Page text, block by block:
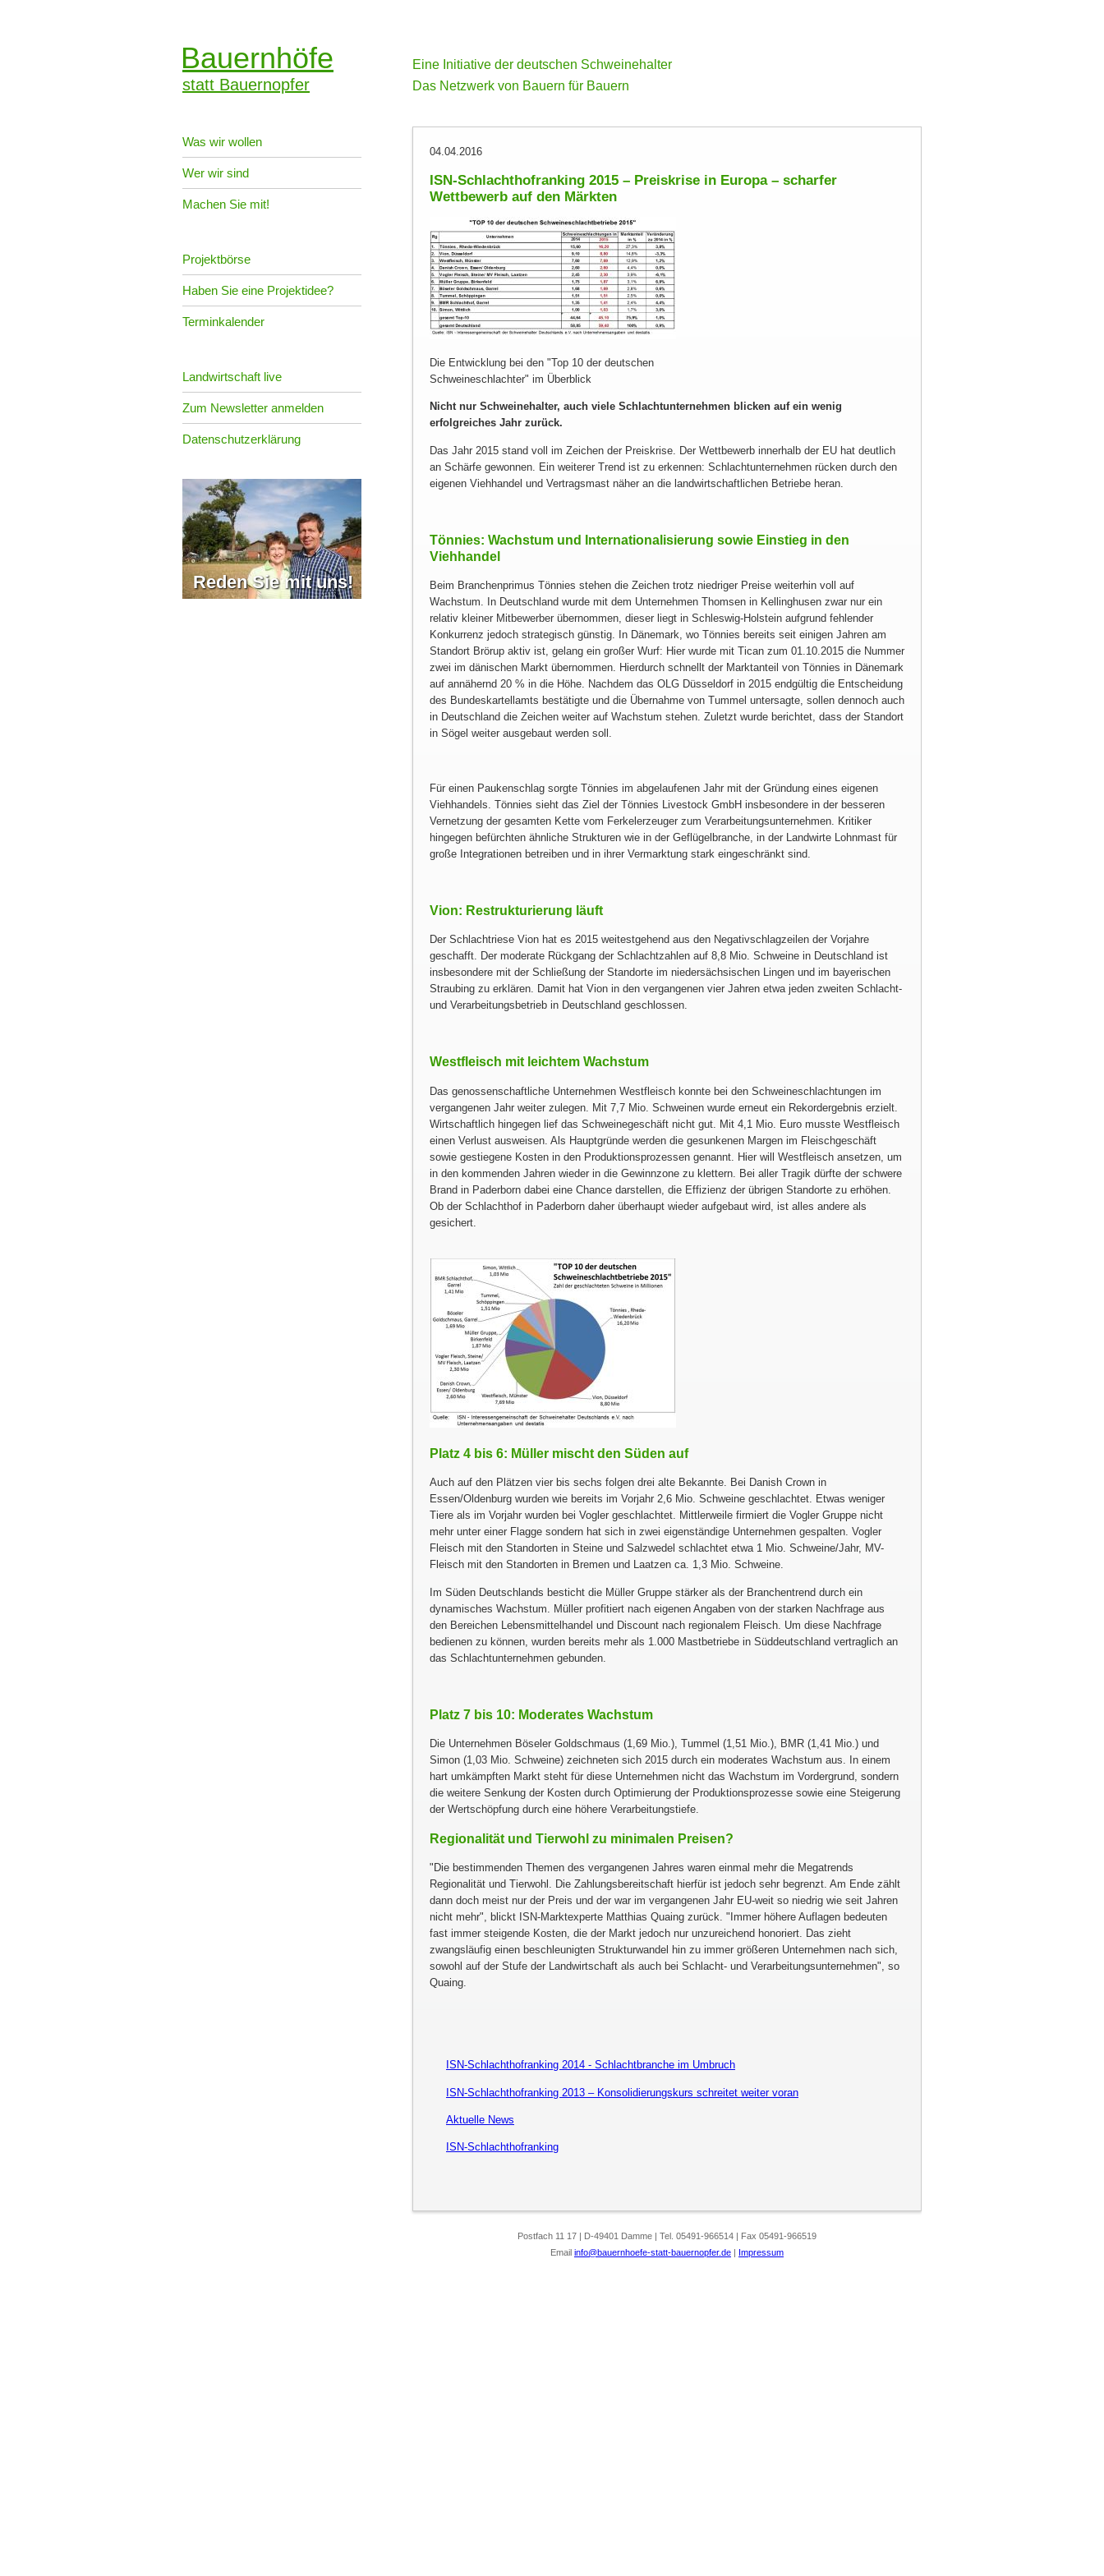
Bauernhöfe
statt Bauernopfer
Eine Initiative der deutschen Schweinehalter
Das Netzwerk von Bauern für Bauern
Was wir wollen
Wer wir sind
Machen Sie mit!
Projektbörse
Haben Sie eine Projektidee?
Terminkalender
Landwirtschaft live
Zum Newsletter anmelden
Datenschutzerklärung
Reden Sie mit uns!
04.04.2016
ISN-Schlachthofranking 2015 – Preiskrise in Europa – scharfer
Wettbewerb auf den Märkten
Die Entwicklung bei den "Top 10 der deutschen
Schweineschlachter" im Überblick
Nicht nur Schweinehalter, auch viele Schlachtunternehmen blicken auf ein wenig
erfolgreiches Jahr zurück.
Das Jahr 2015 stand voll im Zeichen der Preiskrise. Der Wettbewerb innerhalb der EU hat deutlich
an Schärfe gewonnen. Ein weiterer Trend ist zu erkennen: Schlachtunternehmen rücken durch den
eigenen Viehhandel und Vertragsmast näher an die landwirtschaftlichen Betriebe heran.
Tönnies: Wachstum und Internationalisierung sowie Einstieg in den
Viehhandel
Beim Branchenprimus Tönnies stehen die Zeichen trotz niedriger Preise weiterhin voll auf
Wachstum. In Deutschland wurde mit dem Unternehmen Thomsen in Kellinghusen zwar nur ein
relativ kleiner Mitbewerber übernommen, dieser liegt in Schleswig-Holstein aufgrund fehlender
Konkurrenz jedoch strategisch günstig. In Dänemark, wo Tönnies bereits seit einigen Jahren am
Standort Brörup aktiv ist, gelang ein großer Wurf: Hier wurde mit Tican zum 01.10.2015 die Nummer
zwei im dänischen Markt übernommen. Hierdurch schnellt der Marktanteil von Tönnies in Dänemark
auf annähernd 20 % in die Höhe. Nachdem das OLG Düsseldorf in 2015 endgültig die Entscheidung
des Bundeskartellamts bestätigte und die Übernahme von Tummel untersagte, sollen dennoch auch
in Deutschland die Zeichen weiter auf Wachstum stehen. Zuletzt wurde berichtet, dass der Standort
in Sögel weiter ausgebaut werden soll.
Für einen Paukenschlag sorgte Tönnies im abgelaufenen Jahr mit der Gründung eines eigenen
Viehhandels. Tönnies sieht das Ziel der Tönnies Livestock GmbH insbesondere in der besseren
Vernetzung der gesamten Kette vom Ferkelerzeuger zum Verarbeitungsunternehmen. Kritiker
hingegen befürchten ähnliche Strukturen wie in der Geflügelbranche, in der Landwirte Lohnmast für
große Integrationen betreiben und in ihrer Vermarktung stark eingeschränkt sind.
Vion: Restrukturierung läuft
Der Schlachtriese Vion hat es 2015 weitestgehend aus den Negativschlagzeilen der Vorjahre
geschafft. Der moderate Rückgang der Schlachtzahlen auf 8,8 Mio. Schweine in Deutschland ist
insbesondere mit der Schließung der Standorte im niedersächsischen Lingen und im bayerischen
Straubing zu erklären. Damit hat Vion in den vergangenen vier Jahren etwa jeden zweiten Schlacht-
und Verarbeitungsbetrieb in Deutschland geschlossen.
Westfleisch mit leichtem Wachstum
Das genossenschaftliche Unternehmen Westfleisch konnte bei den Schweineschlachtungen im
vergangenen Jahr weiter zulegen. Mit 7,7 Mio. Schweinen wurde erneut ein Rekordergebnis erzielt.
Wirtschaftlich hingegen lief das Schweinegeschäft nicht gut. Mit 4,1 Mio. Euro musste Westfleisch
einen Verlust ausweisen. Als Hauptgründe werden die gesunkenen Margen im Fleischgeschäft
sowie gestiegene Kosten in den Produktionsprozessen genannt. Hier will Westfleisch ansetzen, um
in den kommenden Jahren wieder in die Gewinnzone zu klettern. Bei aller Tragik dürfte der schwere
Brand in Paderborn dabei eine Chance darstellen, die Effizienz der übrigen Standorte zu erhöhen.
Ob der Schlachthof in Paderborn daher überhaupt wieder aufgebaut wird, ist alles andere als
gesichert.
Platz 4 bis 6: Müller mischt den Süden auf
Auch auf den Plätzen vier bis sechs folgen drei alte Bekannte. Bei Danish Crown in
Essen/Oldenburg wurden wie bereits im Vorjahr 2,6 Mio. Schweine geschlachtet. Etwas weniger
Tiere als im Vorjahr wurden bei Vogler geschlachtet. Mittlerweile firmiert die Vogler Gruppe nicht
mehr unter einer Flagge sondern hat sich in zwei eigenständige Unternehmen gespalten. Vogler
Fleisch mit den Standorten in Steine und Salzwedel schlachtet etwa 1 Mio. Schweine/Jahr, MV-
Fleisch mit den Standorten in Bremen und Laatzen ca. 1,3 Mio. Schweine.
Im Süden Deutschlands besticht die Müller Gruppe stärker als der Branchentrend durch ein
dynamisches Wachstum. Müller profitiert nach eigenen Angaben von der starken Nachfrage aus
den Bereichen Lebensmittelhandel und Discount nach regionalem Fleisch. Um diese Nachfrage
bedienen zu können, wurden bereits mehr als 1.000 Mastbetriebe in Süddeutschland vertraglich an
das Schlachtunternehmen gebunden.
Platz 7 bis 10: Moderates Wachstum
Die Unternehmen Böseler Goldschmaus (1,69 Mio.), Tummel (1,51 Mio.), BMR (1,41 Mio.) und
Simon (1,03 Mio. Schweine) zeichneten sich 2015 durch ein moderates Wachstum aus. In einem
hart umkämpften Markt steht für diese Unternehmen nicht das Wachstum im Vordergrund, sondern
die weitere Senkung der Kosten durch Optimierung der Produktionsprozesse sowie eine Steigerung
der Wertschöpfung durch eine höhere Verarbeitungstiefe.
Regionalität und Tierwohl zu minimalen Preisen?
Die bestimmenden Themen des vergangenen Jahres waren einmal mehr die Megatrends
Regionalität und Tierwohl. Die Zahlungsbereitschaft hierfür ist jedoch sehr begrenzt. Am Ende zählt
dann doch meist nur der Preis und der war im vergangenen Jahr EU-weit so niedrig wie seit Jahren
nicht mehr , blickt ISN-Marktexperte Matthias Quaing zurück.
Immer höhere Auflagen bedeuten
fast immer steigende Kosten, die der Markt jedoch nur unzureichend honoriert. Das zieht
zwangsläufig einen beschleunigten Strukturwandel hin zu immer größeren Unternehmen nach sich,
sowohl auf der Stufe der Landwirtschaft als auch bei Schlacht- und Verarbeitungsunternehmen , so
Quaing.
ISN-Schlachthofranking 2014 - Schlachtbranche im Umbruch
ISN-Schlachthofranking 2013 – Konsolidierungskurs schreitet weiter voran
Aktuelle News
ISN-Schlachthofranking
Postfach 11 17 | D-49401 Damme | Tel. 05491-966514 | Fax 05491-966519
Email info@bauernhoefe-statt-bauernopfer.de | Impressum